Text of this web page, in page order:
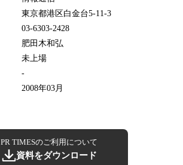
東京都港区白金台5-11-3
03-6303-2428
肥田木和弘
未上場
-
2008年03月
PR TIMESのご利用について
資料をダウンロード